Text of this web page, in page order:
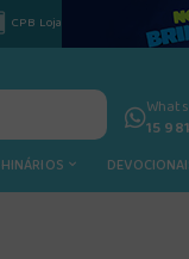
CPB Loja
15
HINÁRIOS